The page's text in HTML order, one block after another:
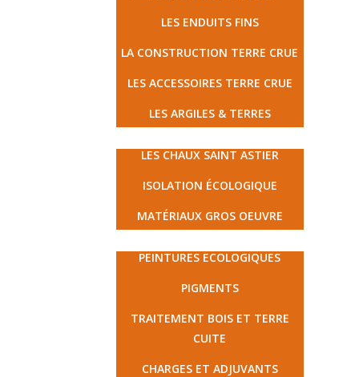
LES ENDUITS FINS
LA CONSTRUCTION TERRE CRUE
LES ACCESSOIRES TERRE CRUE
LES ARGILES & TERRES
LES CHAUX SAINT ASTIER
ISOLATION ÉCOLOGIQUE
MATÉRIAUX GROS OEUVRE
PEINTURES ECOLOGIQUES
PIGMENTS
TRAITEMENT BOIS ET TERRE
CUITE
CHARGES ET ADJUVANTS